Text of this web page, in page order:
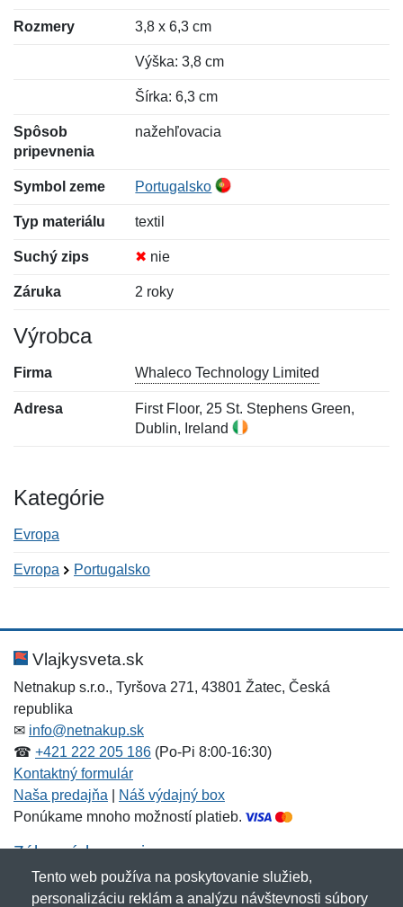
Rozmery 3,8 x 6,3 cm
Výška: 3,8 cm
Šírka: 6,3 cm
Spôsob
pripevnenia
nažehľovacia
Symbol zeme Portugalsko
Typ materiálu textil
Suchý zips ✖ nie
Záruka 2 roky
Výrobca
Firma Whaleco Technology Limited
Adresa
First Floor, 25 St. Stephens Green,
Dublin, Ireland
Kategórie
Evropa
Evropa Portugalsko
Hodnotenie:
Meno:*
E-mail:
Správa*
Meno:
E-mail:*
Správa*
Vlajkysveta.sk
Netnakup s.r.o., Tyršova 271, 43801 Žatec, Česká
republika
✉ info@netnakup.sk
☎ +421 222 205 186 (Po-Pi 8:00-16:30)
Kontaktný formulár
Naša predajňa
Náš výdajný box
Ponúkame mnoho možností platieb.
Zákaznícky servis
Novinky emailom
Tento web používa na poskytovanie služieb,
personalizáciu reklám a analýzu návštevnosti súbory